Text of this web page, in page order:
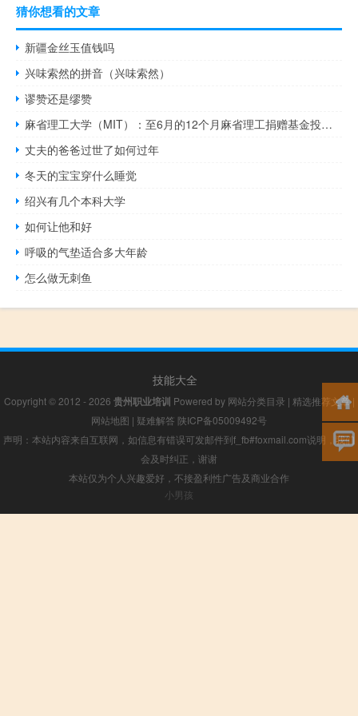
猜你想看的文章
新疆金丝玉值钱吗
兴味索然的拼音（兴味索然）
谬赞还是缪赞
麻省理工大学（MIT）：至6月的12个月麻省理工捐赠基金投资亏损2.9%连续第二年发生亏损至235亿美元
丈夫的爸爸过世了如何过年
冬天的宝宝穿什么睡觉
绍兴有几个本科大学
如何让他和好
呼吸的气垫适合多大年龄
怎么做无刺鱼
技能大全
Copyright © 2012 - 2026 贵州职业培训 Powered by 网站分类目录 | 精选推荐文章|
网站地图 | 疑难解答 陕ICP备05009492号
声明：本站内容来自互联网，如信息有错误可发邮件到f_fb#foxmail.com说明，我们
会及时纠正，谢谢
本站仅为个人兴趣爱好，不接盈利性广告及商业合作
小男孩